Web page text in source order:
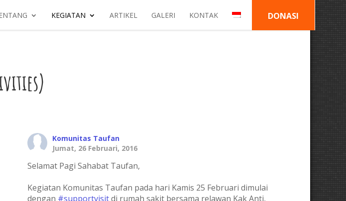
KEGIATAN ARTIKEL GALERI KONTAK DONASI
Komunitas Taufan
Jumat, 26 Februari, 2016
Selamat Pagi Sahabat Taufan,
Kegiatan Komunitas Taufan pada hari Kamis 25 Februari dimulai
dengan #supportvisitdi rumah sakit bersama relawan Kak Anti,